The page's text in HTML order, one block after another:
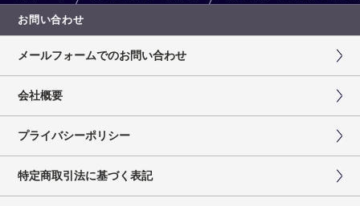
お問い合わせ
メールフォームでのお問い合わせ
会社概要
プライバシーポリシー
特定商取引法に基づく表記